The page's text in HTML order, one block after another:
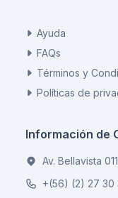
Ayuda
FAQs
Términos y
Políticas de
Información de
Av. Bellavista
+(56) (2) 27 30